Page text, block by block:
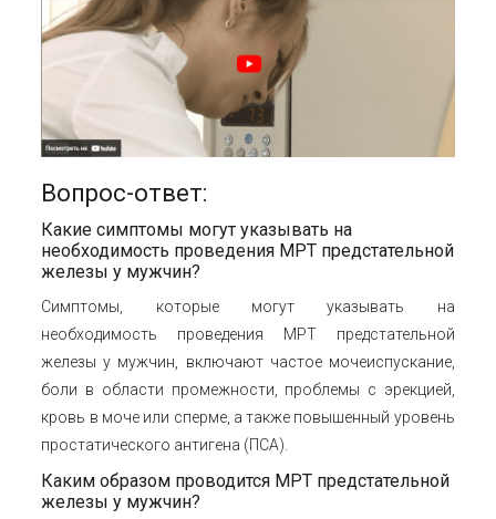
Вопрос-ответ:
Какие симптомы могут указывать на
необходимость проведения МРТ предстательной
железы у мужчин?
Симптомы, которые могут указывать на
необходимость проведения МРТ предстательной
железы у мужчин, включают частое мочеиспускание,
боли в области промежности, проблемы с эрекцией,
кровь в моче или сперме, а также повышенный уровень
простатического антигена (ПСА).
Каким образом проводится МРТ предстательной
железы у мужчин?